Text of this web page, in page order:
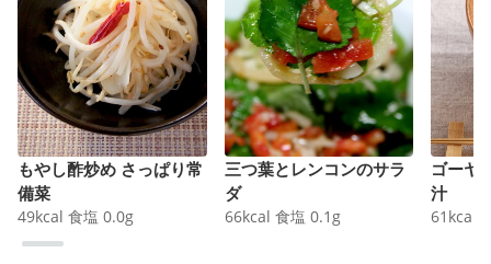
もやし酢炒め さっぱり常
備菜
49kcal 食塩 0.0g
三つ葉とレンコンのサラ
ダ
66kcal 食塩 0.1 g
ゴーヤ
汁
61 kcal